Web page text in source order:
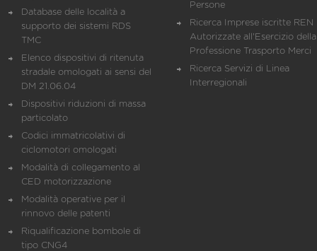
Database delle località a
supporto dei sistemi RDS
TMC
Elenco dispositivi di ritenuta
stradale omologati ai sensi del
DM 21.06.04
Dispositivi riduzioni di massa
particolato
Codici immatricolativi di
ciclomotori omologati
Modalità di collegamento al
CED motorizzazione
Modalità operative per il
rinnovo delle patenti
Riqualificazione bombole di
tipo CNG4
Persone
Ricerca Imprese iscritte REN
Autorizzate all'Esercizio della
Professione Trasporto Merci
Ricerca Servizi di Linea
Interregionali